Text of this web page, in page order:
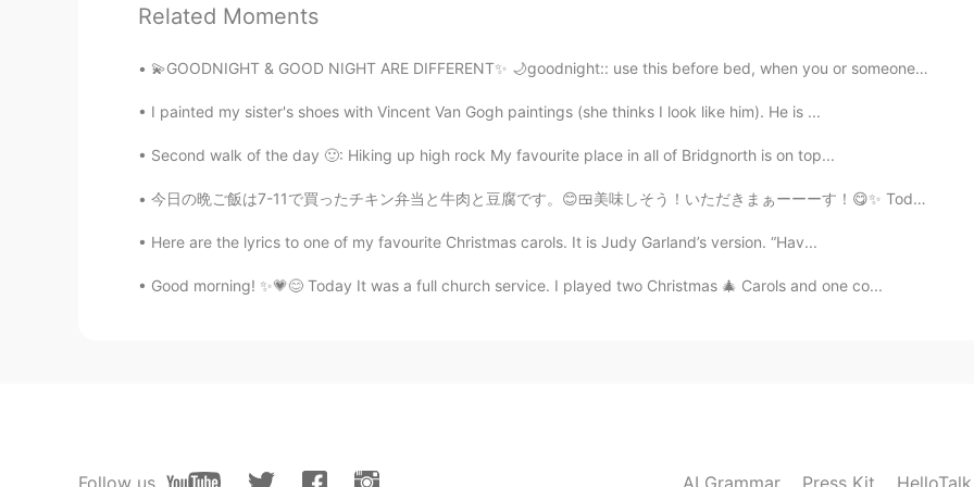
JP EN
今日、アルバイトでは タスクが全然ないけど、16時まで佇むしかない😞
Peko 2021.02.22 04:38
EN
わかる…それ 笑
JP KR
Related Moments
💫GOODNIGHT & GOOD NIGHT ARE DIFFERENT✨ 🌙goodnight:: use this before bed, when you or someone els...
I painted my sister's shoes with Vincent Van Gogh paintings (she thinks I look like him). He is ...
Second walk of the day 🙂: Hiking up high rock My favourite place in all of Bridgnorth is on top...
今日の晩ご飯は7-11で買ったチキン弁当と牛肉と豆腐です。😊🍱美味しそう！いただきまぁーーーす！😋✨ Today’s dinner is chicken bento and meat with...
Here are the lyrics to one of my favourite Christmas carols. It is Judy Garland’s version. “Hav...
Good morning! ✨💗😊 Today It was a full church service. I played two Christmas 🎄 Carols and one co...
Follow us AI Grammar Press Kit